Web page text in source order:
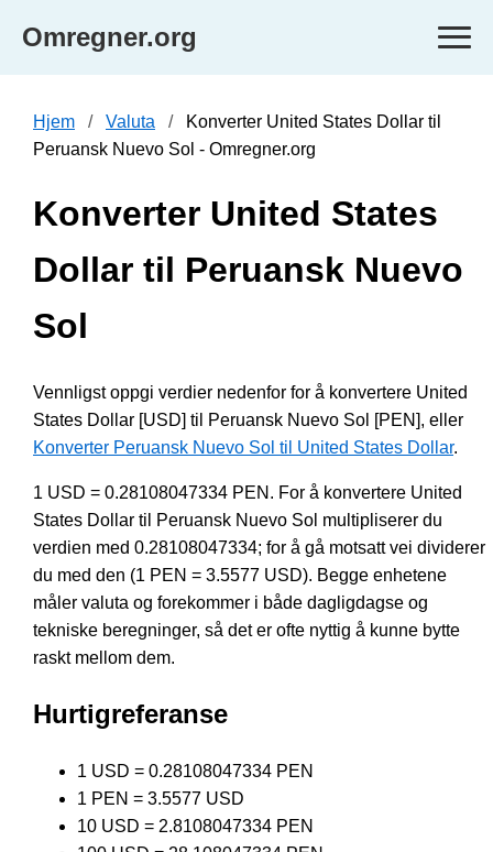
Omregner.org
Hjem Valuta
Konverter United States Dollar til
Peruansk Nuevo Sol - Omregner.org
Konverter United States
Dollar til Peruansk Nuevo
Sol
Vennligst oppgi verdier nedenfor for å konvertere United
States Dollar [USD] til Peruansk Nuevo Sol [PEN], eller
Konverter Peruansk Nuevo Sol til United States Dollar.
1 USD = 0.28108047334 PEN. For å konvertere United
States Dollar til Peruansk Nuevo Sol multipliserer du
verdien med 0.28108047334; for å gå motsatt vei dividerer
du med den (1 PEN = 3.5577 USD). Begge enhetene
måler valuta og forekommer i både dagligdagse og
tekniske beregninger, så det er ofte nyttig å kunne bytte
raskt mellom dem.
Hurtigreferanse
1 USD = 0.28108047334 PEN
1 PEN = 3.5577 USD
10 USD = 2.8108047334 PEN